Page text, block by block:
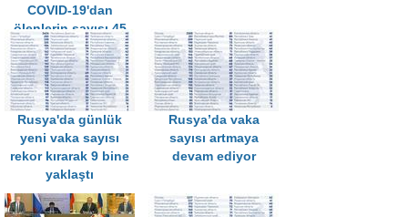
COVID-19'dan
ölenlerin sayısı 45
bini geçti
Rusya'da günlük
yeni vaka sayısı
rekor kırarak 9 bine
yaklaştı
Rusya’da vaka
sayısı artmaya
devam ediyor